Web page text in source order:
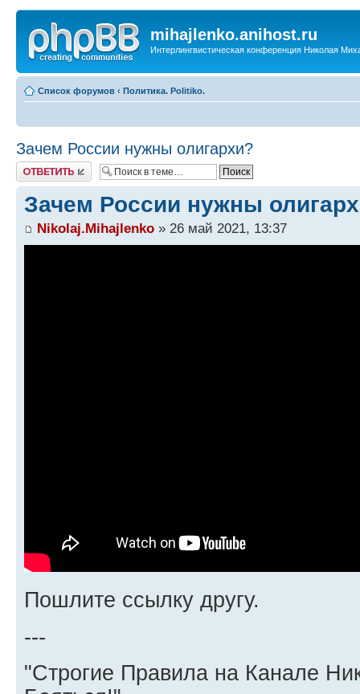
mihajlenko.anihost.ru
Интерлингвистическая конференция Николая
Список форумов ‹ Политика. Politiko.
Зачем России нужны олигархи?
Ответить
Зачем России нужны
Nikolaj.Mihajlenko » 26 май 2021, 13:37
Пошлите ссылку другу.
---
"Строгие Правила на Канале